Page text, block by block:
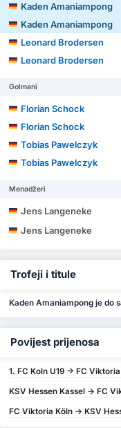
Kaden Amaniampong
Kaden Amaniampong
Leonard Brodersen
Leonard Brodersen
Golmani
Florian Schock
Florian Schock
Tobias Pawelczyk
Tobias Pawelczyk
Menadžeri
Jens Langeneke
Jens Langeneke
Trofeji i titule
Kaden Amaniampong je do
Povijest prijenosa
1. FC Koln U19 -> FC
KSV Hessen Kassel -> FC
FC Viktoria Köln -> KSV